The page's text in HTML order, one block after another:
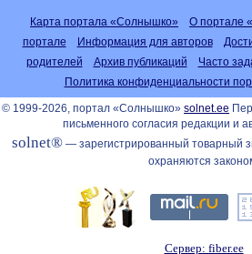
Карта портала «Солнышко» О портале
портале
Информация для авторов
родителей
Архив публикаций
Часто
Политика конфиденциальности
© 1999-2026, портал «Солнышко» solnet.ee
письменного согласия редакции и
solnet® — зарегистрированный товарный
охраняются
Сервер: fiber.ee